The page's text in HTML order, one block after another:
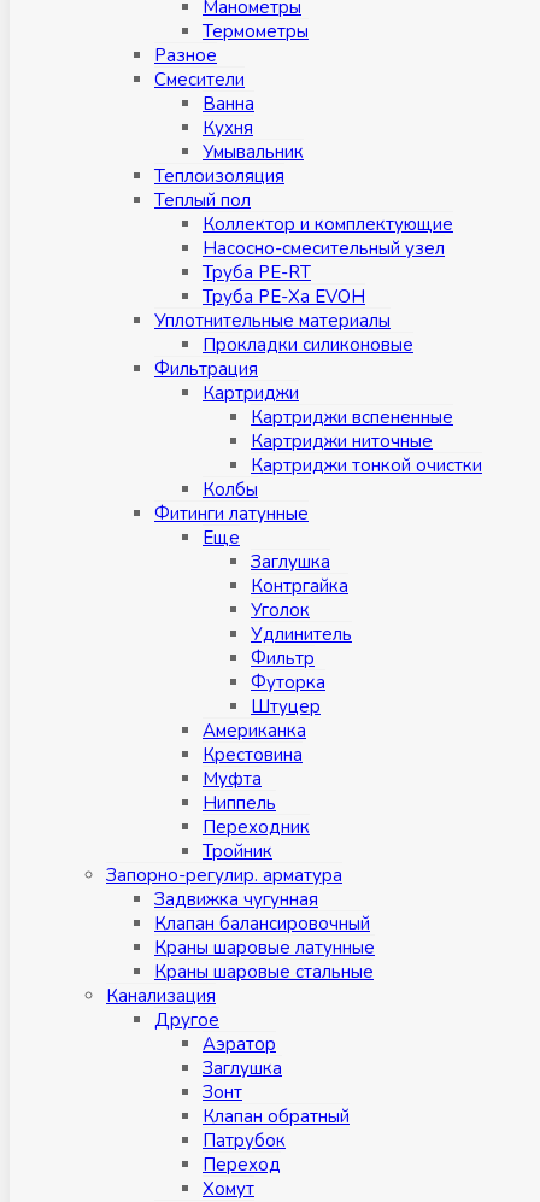
Манометры
Термометры
Разное
Смесители
Ванна
Кухня
Умывальник
Теплоизоляция
Теплый пол
Коллектор и комплектующие
Насосно-смесительный узел
Труба PE-RT
Труба PE-Xa EVOH
Уплотнительные материалы
Прокладки силиконовые
Фильтрация
Картриджи
Картриджи вспененные
Картриджи ниточные
Картриджи тонкой очистки
Колбы
Фитинги латунные
Eщe
Заглушка
Контргайка
Уголок
Удлинитель
Фильтр
Футорка
Штуцер
Американка
Крестовина
Муфта
Ниппель
Переходник
Тройник
Запорно-регулир. арматура
Задвижка чугунная
Клапан балансировочный
Краны шаровые латунные
Краны шаровые стальные
Канализация
Другое
Аэратор
Заглушкa
Зонт
Клапан обратный
Патрубок
Переход
Хомут